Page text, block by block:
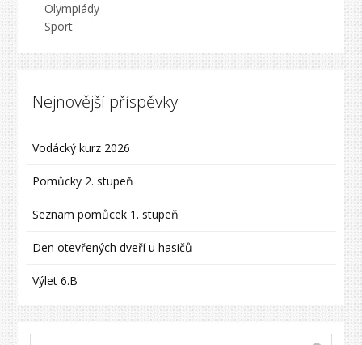
Olympiády
Sport
Nejnovější příspěvky
Vodácký kurz 2026
Pomůcky 2. stupeň
Seznam pomůcek 1. stupeň
Den otevřených dveří u hasičů
Výlet 6.B